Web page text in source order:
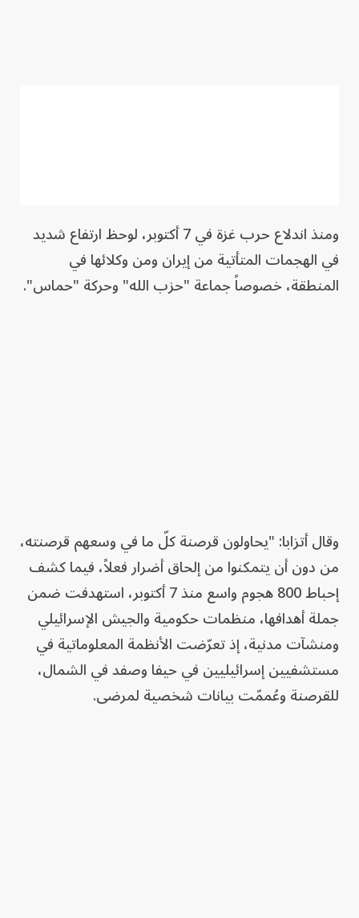
ومنذ اندلاع حرب غزة في 7 أكتوبر، لوحظ ارتفاع شديد
في الهجمات المتأتية من إيران ومن وكلائها في
المنطقة، خصوصاً جماعة "حزب الله" وحركة "حماس".
وقال أتزابا: "يحاولون قرصنة كلّ ما في وسعهم قرصنته،
من دون أن يتمكنوا من إلحاق أضرار فعلاً، فيما كشف
إحباط 800 هجوم واسع منذ 7 أكتوبر، استهدفت ضمن
جملة أهدافها، منظمات حكومية والجيش الإسرائيلي
ومنشآت مدنية، إذ تعرّضت الأنظمة المعلوماتية في
مستشفيين إسرائيليين في حيفا وصفد في الشمال،
للقرصنة وعُممّت بيانات شخصية لمرضى.